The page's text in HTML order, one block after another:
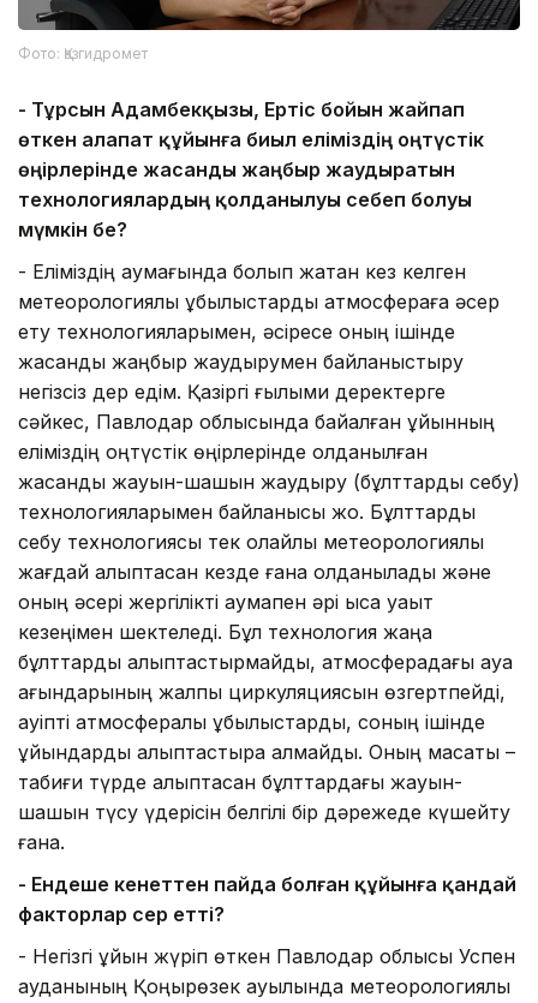
Фото: Қазгидромет
- Тұрсын Адамбекқызы, Ертіс бойын жайпап
өткен алапат құйынға биыл еліміздің оңтүстік
өңірлерінде жасанды жаңбыр жаудыратын
технологиялардың қолданылуы себеп болуы
мүмкін бе?
- Еліміздің аумағында болып жатқан кез келген
метеорологиялық құбылыстарды атмосфераға әсер
ету технологияларымен, әсіресе оның ішінде
жасанды жаңбыр жаудырумен байланыстыру
негізсіз дер едім. Қазіргі ғылыми деректерге
сәйкес, Павлодар облысында байқалған құйынның
еліміздің оңтүстік өңірлерінде қолданылған
жасанды жауын-шашын жаудыру (бұлттарды себу)
технологияларымен байланысы жоқ. Бұлттарды
себу технологиясы тек қолайлы метеорологиялық
жағдай қалыптасқан кезде ғана қолданылады және
оның әсері жергілікті аумақпен әрі қысқа уақыт
кезеңімен шектеледі. Бұл технология жаңа
бұлттарды қалыптастырмайды, атмосферадағы ауа
ағындарының жалпы циркуляциясын өзгертпейді,
қауіпті атмосфералық құбылыстарды, соның ішінде
құйындарды қалыптастыра алмайды. Оның мақсаты –
табиғи түрде қалыптасқан бұлттардағы жауын-
шашын түсу үдерісін белгілі бір дәрежеде күшейту
ғана.
- Ендеше кенеттен пайда болған құйынға қандай
факторлар әсер етті?
- Негізгі құйын жүріп өткен Павлодар облысы Успен
ауданының Қоңырөзек ауылында метеорологиялық